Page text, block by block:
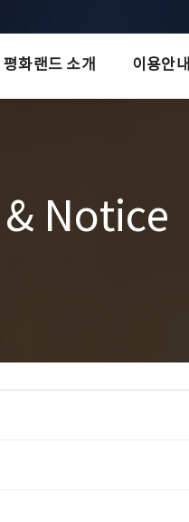
평화랜드 소개 이용안내
Notice